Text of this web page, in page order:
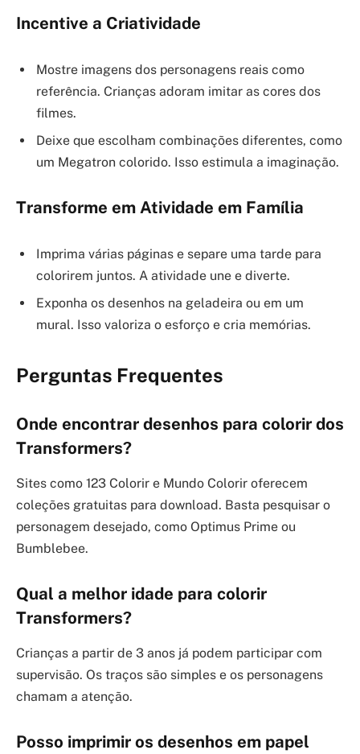
Incentive a Criatividade
Mostre imagens dos personagens reais como
referência. Crianças adoram imitar as cores dos
filmes.
Deixe que escolham combinações diferentes, como
um Megatron colorido. Isso estimula a imaginação.
Transforme em Atividade em Família
Imprima várias páginas e separe uma tarde para
colorirem juntos. A atividade une e diverte.
Exponha os desenhos na geladeira ou em um
mural. Isso valoriza o esforço e cria memórias.
Perguntas Frequentes
Onde encontrar desenhos para colorir dos
Transformers?
Sites como 123 Colorir e Mundo Colorir oferecem
coleções gratuitas para download. Basta pesquisar o
personagem desejado, como Optimus Prime ou
Bumblebee.
Qual a melhor idade para colorir
Transformers?
Crianças a partir de 3 anos já podem participar com
supervisão. Os traços são simples e os personagens
chamam a atenção.
Posso imprimir os desenhos em papel